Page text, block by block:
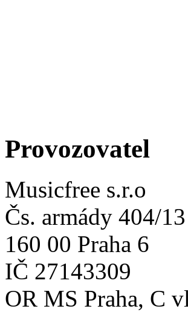
Provozovatel
Musicfree s.r.o
Čs. armády 404/13
160 00 Praha 6
IČ 27143309
OR MS Praha, C